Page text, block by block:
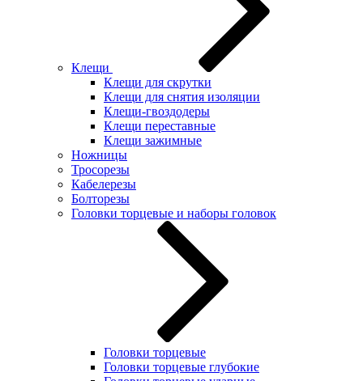
Клещи
Клещи для скрутки
Клещи для снятия изоляции
Клещи-гвоздодеры
Клещи переставные
Клещи зажимные
Ножницы
Тросорезы
Кабелерезы
Болторезы
Головки торцевые и наборы головок
Головки торцевые
Головки торцевые глубокие